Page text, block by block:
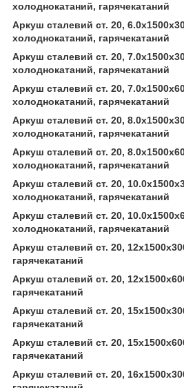
холоднокатаний, гарячекатаний
Аркуш сталевий ст. 20,
холоднокатаний, гарячекатаний
Аркуш сталевий ст. 20,
холоднокатаний, гарячекатаний
Аркуш сталевий ст. 20,
холоднокатаний, гарячекатаний
Аркуш сталевий ст. 20,
холоднокатаний, гарячекатаний
Аркуш сталевий ст. 20,
холоднокатаний, гарячекатаний
Аркуш сталевий ст. 20,
холоднокатаний, гарячекатаний
Аркуш сталевий ст. 20,
холоднокатаний, гарячекатаний
Аркуш сталевий ст. 20,
гарячекатаний
Аркуш сталевий ст. 20,
гарячекатаний
Аркуш сталевий ст. 20,
гарячекатаний
Аркуш сталевий ст. 20,
гарячекатаний
Аркуш сталевий ст. 20,